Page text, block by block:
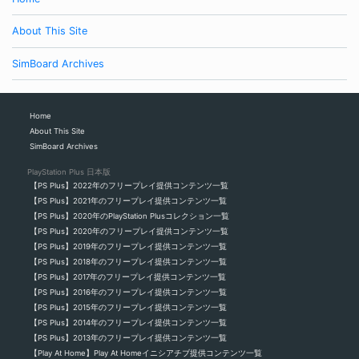
About This Site
SimBoard Archives
Home
About This Site
SimBoard Archives
PlayStation Plus 日本版
【PS Plus】2022年のフリープレイ提供コンテンツ一覧
【PS Plus】2021年のフリープレイ提供コンテンツ一覧
【PS Plus】2020年のPlayStation Plusコレクション一覧
【PS Plus】2020年のフリープレイ提供コンテンツ一覧
【PS Plus】2019年のフリープレイ提供コンテンツ一覧
【PS Plus】2018年のフリープレイ提供コンテンツ一覧
【PS Plus】2017年のフリープレイ提供コンテンツ一覧
【PS Plus】2016年のフリープレイ提供コンテンツ一覧
【PS Plus】2015年のフリープレイ提供コンテンツ一覧
【PS Plus】2014年のフリープレイ提供コンテンツ一覧
【PS Plus】2013年のフリープレイ提供コンテンツ一覧
【Play At Home】Play At Homeイニシアチブ提供コンテンツ一覧